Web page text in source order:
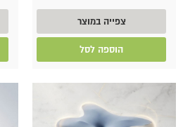
היה:
₪2,990.00.
₪1,990.00.
צפייה במוצר
הוספה לסל